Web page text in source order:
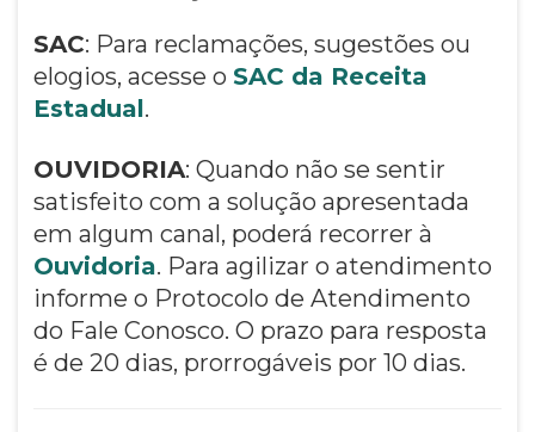
SAC: Para reclamações, sugestões ou
elogios, acesse o SAC da Receita
Estadual.
OUVIDORIA: Quando não se sentir
satisfeito com a solução apresentada
em algum canal, poderá recorrer à
Ouvidoria. Para agilizar o atendimento
informe o Protocolo de Atendimento
do Fale Conosco. O prazo para resposta
é de 20 dias, prorrogáveis por 10 dias.